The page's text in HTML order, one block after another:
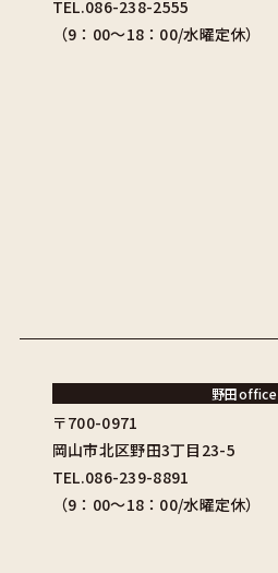
TEL.086-238-2555
（9：00〜18：00/水曜定休）
野田office
〒700-0971
岡山市北区野田3丁目23-5
TEL.086-239-8891
（9：00〜18：00/水曜定休）